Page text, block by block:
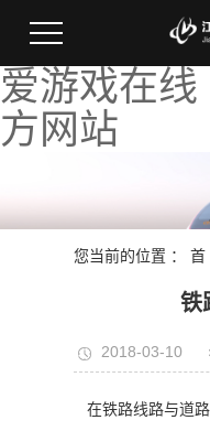
爱游戏在
方网站
您当前的位置 ：首
铁
2018-03-10
在铁路线路与道